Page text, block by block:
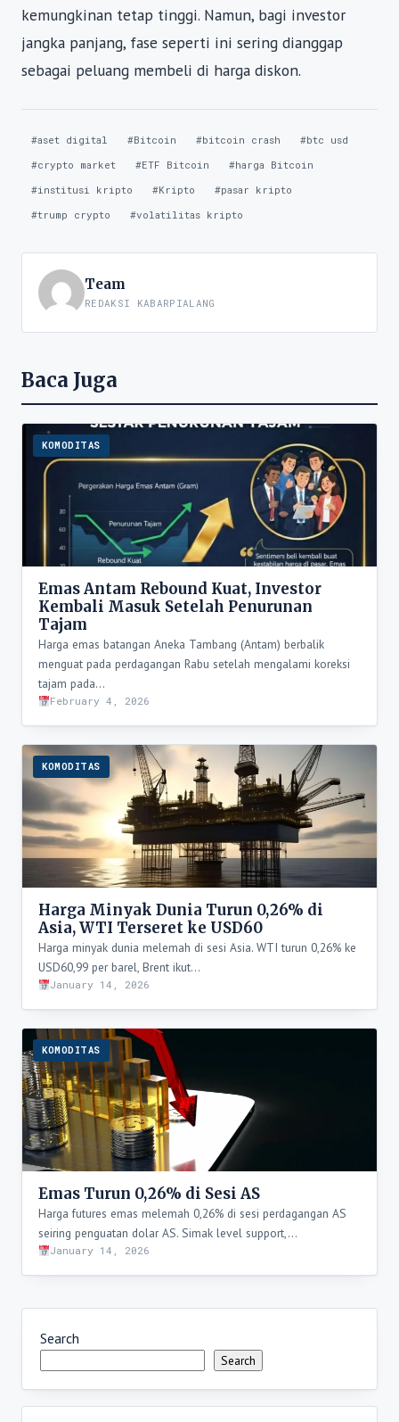
kemungkinan tetap tinggi. Namun, bagi investor
jangka panjang, fase seperti ini sering dianggap
sebagai peluang membeli di harga diskon.
#aset digital #Bitcoin #bitcoin crash
#btc usd
#crypto market
#ETF Bitcoin
#harga Bitcoin
#institusi kripto
#Kripto
#pasar kripto
#trump crypto
#volatilitas kripto
Team
REDAKSI KABARPIALANG
Baca Juga
KOMODITAS
Emas Antam Rebound Kuat, Investor
Kembali Masuk Setelah Penurunan
Tajam
Harga emas batangan Aneka Tambang (Antam) berbalik
menguat pada perdagangan Rabu setelah mengalami koreksi
tajam pada…
February 4, 2026
KOMODITAS
Harga Minyak Dunia Turun 0,26% di
Asia, WTI Terseret ke USD60
Harga minyak dunia melemah di sesi Asia. WTI turun 0,26% ke
USD60,99 per barel, Brent ikut…
January 14, 2026
KOMODITAS
Emas Turun 0,26% di Sesi AS
Harga futures emas melemah 0,26% di sesi perdagangan AS
seiring penguatan dolar AS. Simak level support,…
January 14, 2026
Search
Search